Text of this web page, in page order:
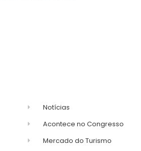
Notícias
Acontece no Congresso
Mercado do Turismo